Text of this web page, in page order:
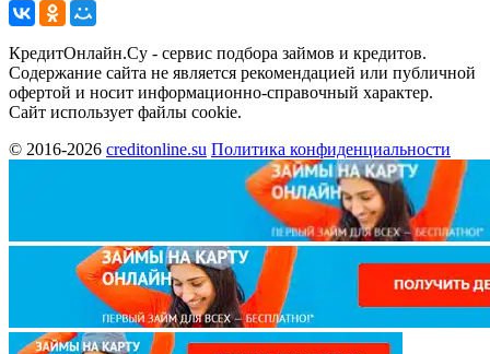
КредитОнлайн.Су - сервис подбора займов и кредитов.
Содержание сайта не является рекомендацией или публичной
офертой и носит информационно-справочный характер.
Сайт использует файлы cookie.
© 2016-2026 creditonline.su Политика конфиденциальности